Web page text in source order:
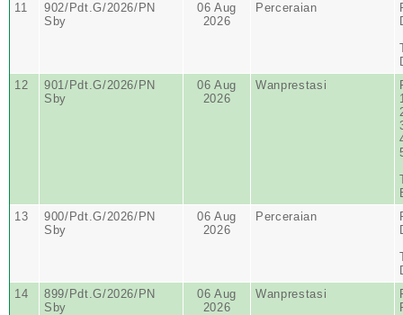
11
902/Pdt.G/2026/PN
Sby
06 Aug
2026
Perceraian
12
901/Pdt.G/2026/PN
Sby
06 Aug
2026
Wanprestasi
13
900/Pdt.G/2026/PN
Sby
06 Aug
2026
Perceraian
14
899/Pdt.G/2026/PN
Sby
06 Aug
2026
Wanprestasi